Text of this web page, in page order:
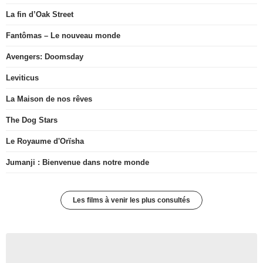
La fin d’Oak Street
Fantômas – Le nouveau monde
Avengers: Doomsday
Leviticus
La Maison de nos rêves
The Dog Stars
Le Royaume d'Orïsha
Jumanji : Bienvenue dans notre monde
Les films à venir les plus consultés